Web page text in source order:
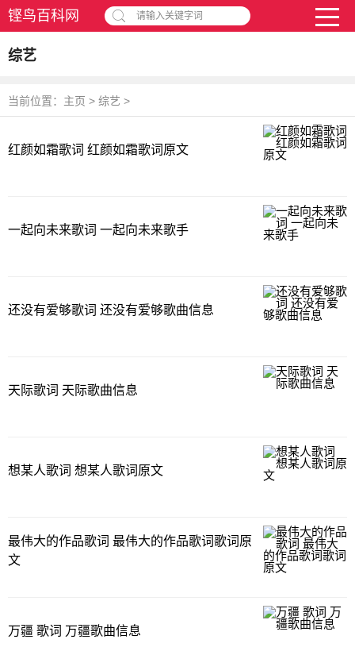
铿鸟百科网 请输入关键字词
综艺
当前位置： 主页 > 综艺 >
红颜如霜歌词 红颜如霜歌词原文
一起向未来歌词 一起向未来歌手
还没有爱够歌词 还没有爱够歌曲信息
天际歌词 天际歌曲信息
想某人歌词 想某人歌词原文
最伟大的作品歌词 最伟大的作品歌词歌词原
文
万疆 歌词 万疆歌曲信息